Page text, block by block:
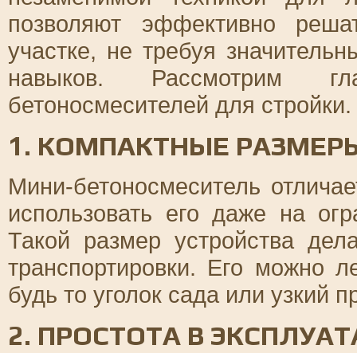
позволяют эффективно
участке, не требуя
навыков. Рассмотрим
бетоносмесителей для стройки.
1. КОМПАКТНЫЕ
Мини-бетоносмеситель
использовать его даже на
Такой размер устройства
транспортировки. Его можно
будь то уголок сада или
2. ПРОСТОТА В